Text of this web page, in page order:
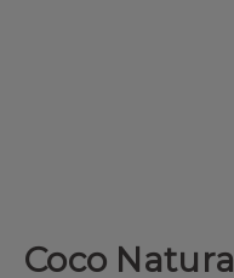
Coco Natural